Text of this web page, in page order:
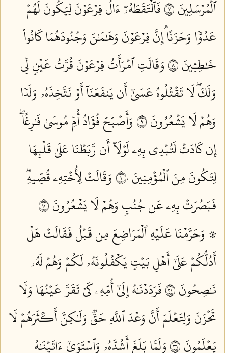
ٱلۡمُرۡسَلِينَ ٧
فَٱلۡتَقَطَهُۥٓ ءَالُ فِرۡعَوۡنَ لِيَكُونَ لَهُمۡ
عَدُوّٗا وَحَزَنًاۗ إِنَّ فِرۡعَوۡنَ وَهَٰمَٰنَ وَجُنُودَهُمَا كَانُواْ
خَٰطِـِٔينَ ٨
وَقَالَتِ ٱمۡرَأَتُ فِرۡعَوۡنَ قُرَّتُ عَيۡنٖ لِّي
وَلَكَۖ لَا تَقۡتُلُوهُ عَسَىٰٓ أَن يَنفَعَنَآ أَوۡ نَتَّخِذَهُۥ وَلَدٗا
وَهُمۡ لَا يَشۡعُرُونَ ٩
وَأَصۡبَحَ فُؤَادُ أُمِّ مُوسَىٰ فَٰرِغًاۖ
إِن كَادَتۡ لَتُبۡدِي بِهِۦ لَوۡلَآ أَن رَّبَطۡنَا عَلَىٰ قَلۡبِهَا
لِتَكُونَ مِنَ ٱلۡمُؤۡمِنِينَ ١٠
وَقَالَتۡ لِأُخۡتِهِۦ قُصِّيهِۖ
فَبَصُرَتۡ بِهِۦ عَن جُنُبٖ وَهُمۡ لَا يَشۡعُرُونَ ١١
۞ وَحَرَّمۡنَا عَلَيۡهِ ٱلۡمَرَاضِعَ مِن قَبۡلُ فَقَالَتۡ هَلۡ
أَدُلُّكُمۡ عَلَىٰٓ أَهۡلِ بَيۡتٖ يَكۡفُلُونَهُۥ لَكُمۡ وَهُمۡ لَهُۥ
نَٰصِحُونَ ١٢
فَرَدَدۡنَٰهُ إِلَىٰٓ أُمِّهِۦ كَيۡ تَقَرَّ عَيۡنُهَا وَلَا
تَحۡزَنَ وَلِتَعۡلَمَ أَنَّ وَعۡدَ ٱللَّهِ حَقّٞ وَلَٰكِنَّ أَكۡثَرَهُمۡ لَا
يَعۡلَمُونَ ١٣
وَلَمَّا بَلَغَ أَشُدَّهُۥ وَٱسۡتَوَىٰٓ ءَاتَيۡنَٰهُ